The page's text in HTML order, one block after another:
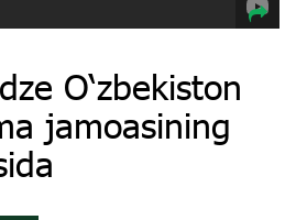
O‘zbekiston
jamoasining